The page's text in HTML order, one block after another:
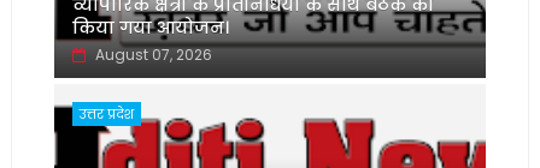
व्यापारिक क्षेत्रों के प्रतिनिधियों के साथ बैठक का
किया गया आयोजन।
August 07, 2026
उत्तर प्रदेश